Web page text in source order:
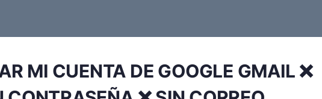
MI CUENTA DE GOOGLE GMAIL ❌